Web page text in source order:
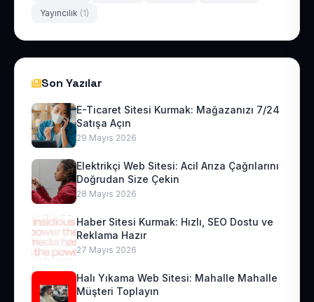
Yayıncılık (1)
Son Yazılar
E-Ticaret Sitesi Kurmak: Mağazanızı 7/24
Satışa Açın
29 Mayıs 2026
Elektrikçi Web Sitesi: Acil Arıza Çağrılarını
Doğrudan Size Çekin
28 Mayıs 2026
Haber Sitesi Kurmak: Hızlı, SEO Dostu ve
Reklama Hazır
27 Mayıs 2026
Halı Yıkama Web Sitesi: Mahalle Mahalle
Müşteri Toplayın